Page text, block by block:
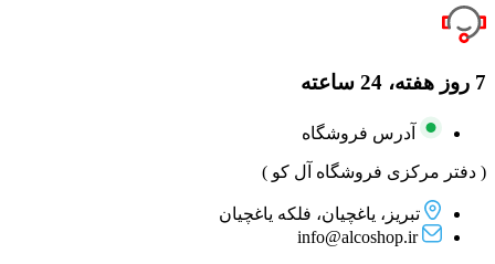
7 روز هفته، 24 ساعته
آدرس فروشگاه
( دفتر مرکزی فروشگاه آل کو )
تبریز، یاغچیان، فلکه یاغچیان
info@alcoshop.ir